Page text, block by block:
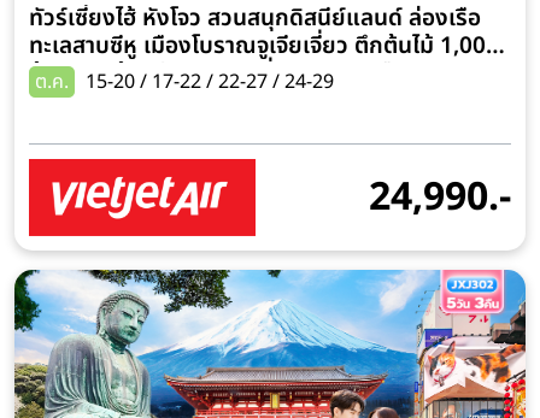
ทัวร์เซี่ยงไฮ้ หังโจว สวนสนุกดิสนีย์แลนด์ ล่องเรือ
ทะเลสาบซีหู เมืองโบราณจูเจียเจี่ยว ตึกต้นไม้ 1,000
ต้น ตลาดร้อยปี เฉินหวังเมี่ยว 6 วัน 4 คืน (รวมบัตร
เข้าสวนสนุก และรถรับ-ส่ง) พักโรงแรม 4 ดาวทุกคืน
ต.ค. 15-20 / 17-22 / 22-27 / 24-29
24,990.-